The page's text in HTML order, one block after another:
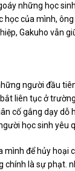
những học
học của mình,
Gakuho vẫn
người đầu
liên tục ở
cố gắng dạy
học sinh yêu
để hủy hoại
là sự phạt.